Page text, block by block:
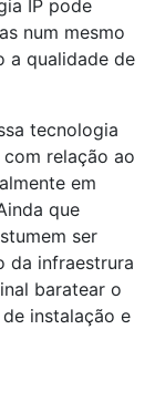
IP pode
num mesmo
a qualidade de
tecnologia
relação ao
em
que
ser
da infraestrura
baratear o
instalação e